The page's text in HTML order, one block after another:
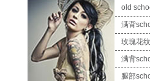
old
满背
玫瑰花
满背
腿部